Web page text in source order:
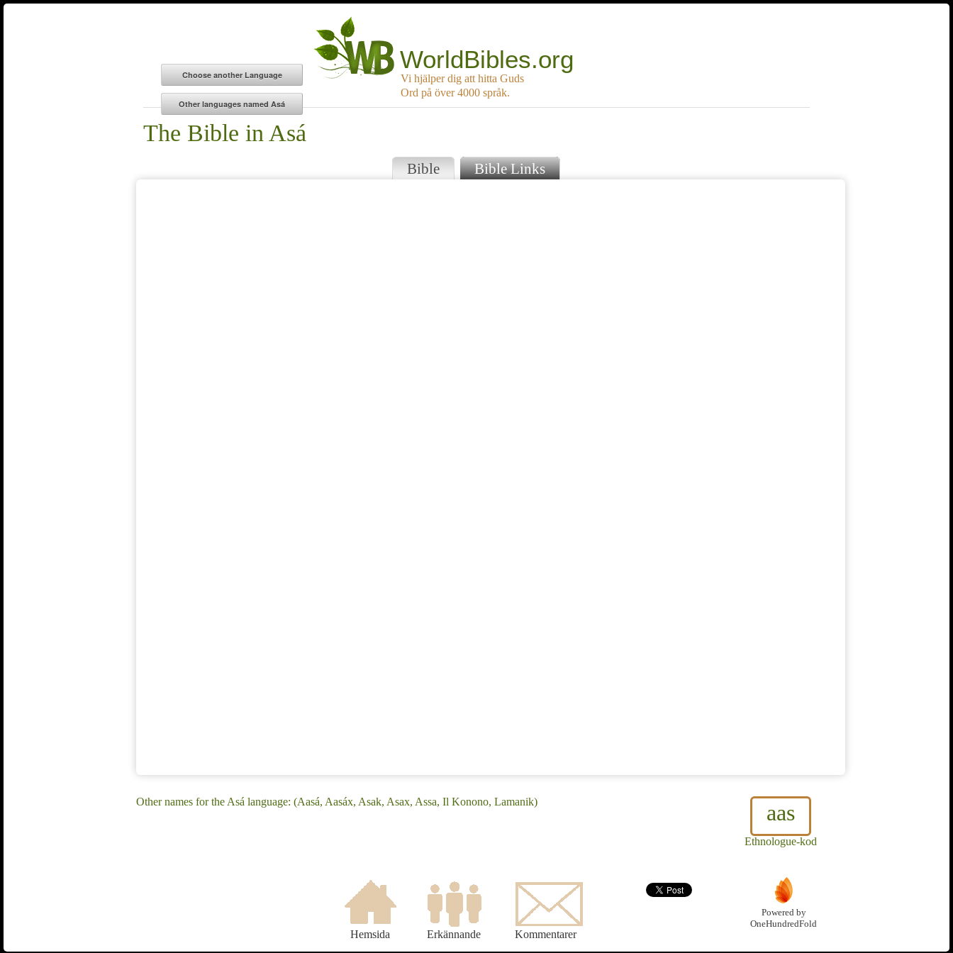
WorldBibles.org
Vi hjälper dig att hitta Guds
Ord på över 4000 språk.
The Bible in Asá
Bible Bible Links
aas
Ethnologue-kod
Other names for the Asá language: (Aasá, Aasáx, Asak, Asax, Assa, Il Konono, Lamanik)
Hemsida Erkännande Kommentarer
Powered by
OneHundredFold